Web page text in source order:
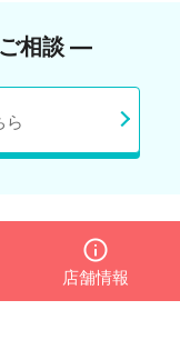
相談 ―
ら
店舗情報